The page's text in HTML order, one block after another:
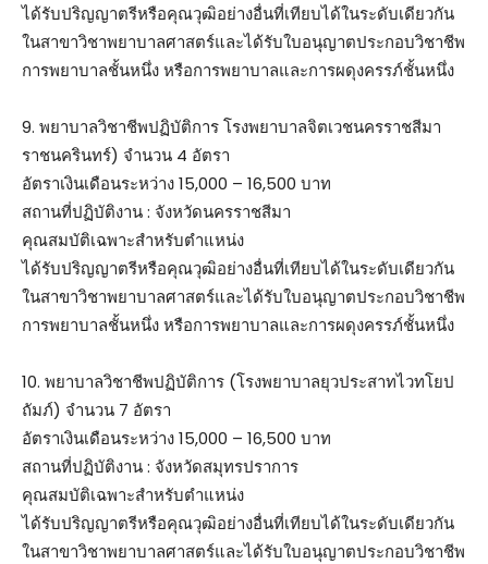
ได้รับปริญญาตรีหรือคุณวุฒิอย่างอื่นที่เทียบได้ในระดับเดียวกัน
ในสาขาวิชาพยาบาลศาสตร์และได้รับใบอนุญาตประกอบวิชาชีพ
การพยาบาลชั้นหนึ่ง หรือการพยาบาลและการผดุงครรภ์ชั้นหนึ่ง
9. พยาบาลวิชาชีพปฏิบัติการ โรงพยาบาลจิตเวชนครราชสีมา
ราชนครินทร์) จำนวน 4 อัตรา
อัตราเงินเดือนระหว่าง 15,000 – 16,500 บาท
สถานที่ปฏิบัติงาน : จังหวัดนครราชสีมา
คุณสมบัติเฉพาะสำหรับตำแหน่ง
ได้รับปริญญาตรีหรือคุณวุฒิอย่างอื่นที่เทียบได้ในระดับเดียวกัน
ในสาขาวิชาพยาบาลศาสตร์และได้รับใบอนุญาตประกอบวิชาชีพ
การพยาบาลชั้นหนึ่ง หรือการพยาบาลและการผดุงครรภ์ชั้นหนึ่ง
10. พยาบาลวิชาชีพปฏิบัติการ (โรงพยาบาลยุวประสาทไวทโยป
ถัมภ์) จำนวน 7 อัตรา
อัตราเงินเดือนระหว่าง 15,000 – 16,500 บาท
สถานที่ปฏิบัติงาน : จังหวัดสมุทรปราการ
คุณสมบัติเฉพาะสำหรับตำแหน่ง
ได้รับปริญญาตรีหรือคุณวุฒิอย่างอื่นที่เทียบได้ในระดับเดียวกัน
ในสาขาวิชาพยาบาลศาสตร์และได้รับใบอนุญาตประกอบวิชาชีพ